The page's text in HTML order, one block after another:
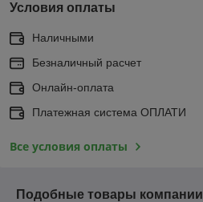
Условия оплаты
Наличными
Безналичный расчет
Онлайн-оплата
Платежная система ОПЛАТИ
Все условия оплаты
Подобные товары компании